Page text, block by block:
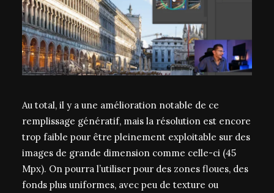
Au total, il y a une amélioration notable de ce
remplissage génératif, mais la résolution est encore
trop faible pour être pleinement exploitable sur des
images de grande dimension comme celle-ci (45
Mpx). On pourra l’utiliser pour des zones floues, des
fonds plus uniformes, avec peu de texture ou